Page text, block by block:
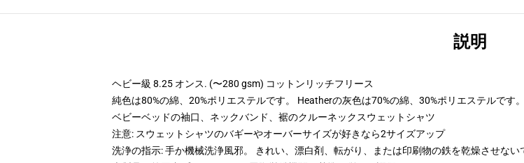
説明
ヘビー級 8.25 オンス. (〜280 gsm) コットンリッチフリース
純色は80%の綿、20%ポリエステルです。 Heatherの灰色は70%の綿、30%ポリエステルです
ベビーベッドの袖口、ネックバンド、裾のクルーネックスウェットシャツ
注意: スウェットシャツのバギーやオーバーサイズが好きなら2サイズアップ
洗浄の指示: 手か機械洗浄風邪。 きれい、漂白剤、転がり、または印刷物の鉄を乾燥させない